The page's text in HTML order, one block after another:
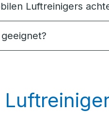
Luftreinigers